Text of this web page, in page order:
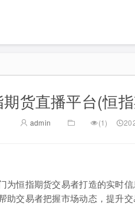
货直播平台(恒
admin (1)
为恒指期货交易者打造的实时
交易者把握市场动态，提升交